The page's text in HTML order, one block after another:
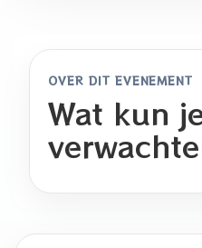
OVER DIT EVENEMENT
Wat kun